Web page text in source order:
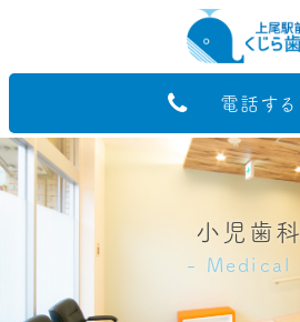
電話する
小児歯科
Medical